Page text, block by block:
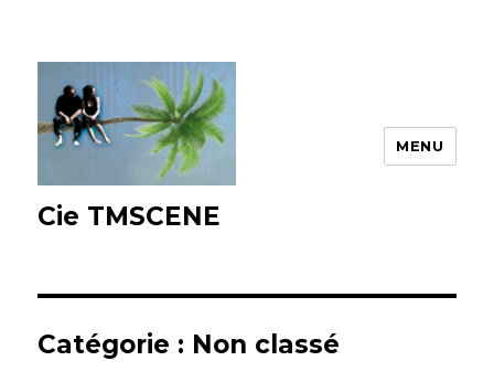
Cie TMSCENE
MENU
Catégorie : Non classé